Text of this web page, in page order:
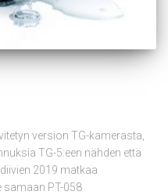
version TG-kamerasta,
TG-5:een nähden että
2019 matkaa
samaan PT-058